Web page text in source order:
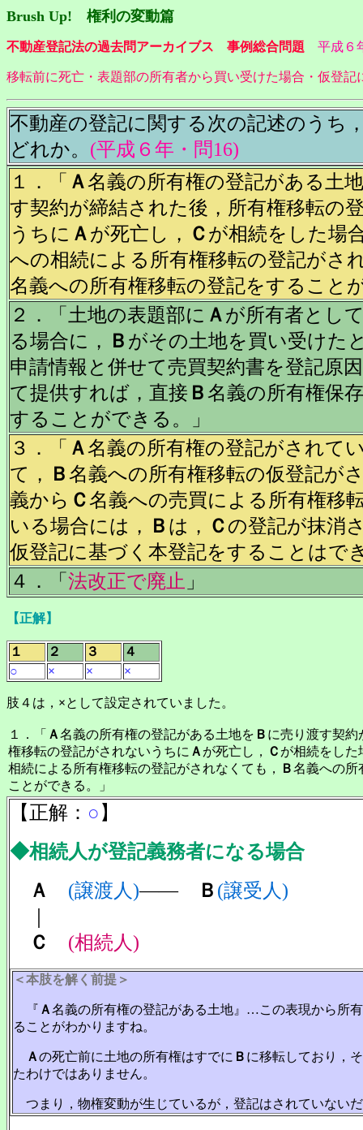
Brush Up! 権利の変動篇
不動産登記法の過去問アーカイブス 事例総合問題 平成６
移転前に死亡・表題部の所有者から買い受けた場合・仮登記
不動産の登記に関する次の記述のうち
どれか。 (平成６年・問16)
１．「 Ａ名義の所有権の登記がある土
す契約が締結された後，所有権移転の
うちに Ａが死亡し， Ｃが相続をした場
への相続による所有権移転の登記がさ
名義への所有権移転の登記をすること
２．「土地の表題部に Ａが所有者とし
る場合に，
Ｂ がその土地を買い受けた
申請情報と併せて売買契約書を登記原
て提供すれば，直接 Ｂ名義の所有権保
することができる。」
３．「 Ａ名義の所有権の登記がされて
て，
Ｂ名義への所有権移転の仮登記が
義から Ｃ名義への売買による所有権移
いる場合には，
Ｂ は， Ｃの登記が抹消
仮登記に基づく本登記をすることはで
４．「 法改正で廃止 」
【正解】
１ ２ ３
４
○
× × ×
肢４は， ×として設定されていました。
１．「 Ａ名義の所有権の登記がある土地を Ｂ に売り渡す契約
権移転の登記がされないうちに Ａ が死亡し， Ｃ が相続をした
相続による所有権移転の登記がされなくても，
Ｂ名義への所
ことができる。」
【正解： ○ 】
◆相続人が登記義務者になる場合
Ａ
(譲渡人)―― Ｂ (譲受人)
Ｃ
(相続人)
＜本肢を解く前提＞
『 Ａ名義の所有権の登記がある土地』…この表現から所
ることがわかりますね。
Ａの死亡前に土地の所有権はすでに Ｂ に移転しており，
たわけではありません。
つまり，物権変動が生じているが，登記はされていない